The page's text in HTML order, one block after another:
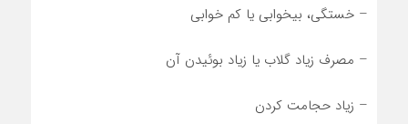
– خستگی، بیخوابی یا کم خوابی
– مصرف زیاد گلاب یا زیاد بوئیدن آن
– زیاد حجامت کردن